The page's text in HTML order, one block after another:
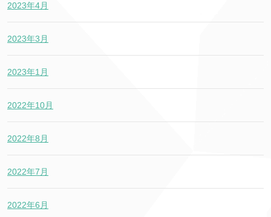
2023年4月
2023年3月
2023年1月
2022年10月
2022年8月
2022年7月
2022年6月